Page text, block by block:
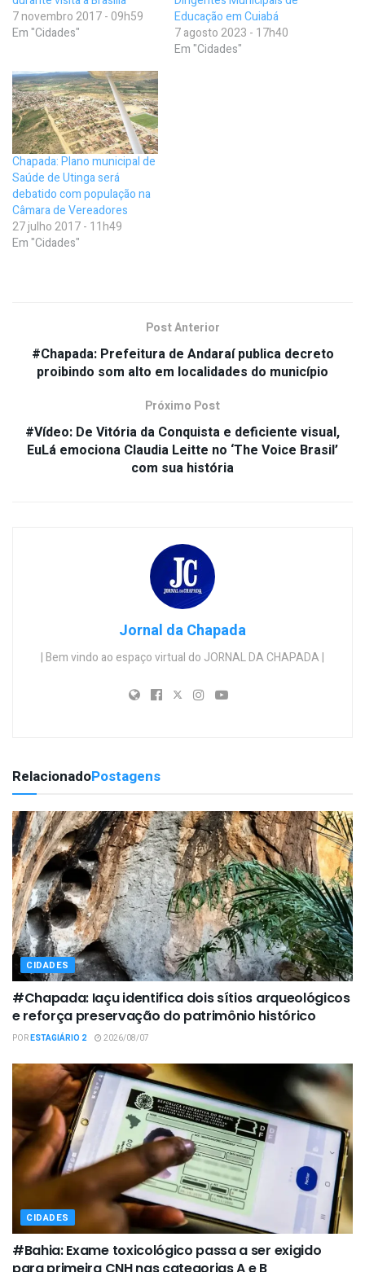
7 novembro 2017 - 09h59
Em "Cidades"
Educação em Cuiabá
7 agosto 2023 - 17h40
Em "Cidades"
Chapada: Plano municipal de
Saúde de Utinga será
debatido com população na
Câmara de Vereadores
27 julho 2017 - 11h49
Em "Cidades"
Post Anterior
#Chapada: Prefeitura de Andaraí publica decreto
proibindo som alto em localidades do município
Próximo Post
#Vídeo: De Vitória da Conquista e deficiente visual,
EuLá emociona Claudia Leitte no ‘The Voice Brasil’
com sua história
Jornal da Chapada
| Bem vindo ao espaço virtual do JORNAL DA CHAPADA |
RelacionadoPostagens
CIDADES
#Chapada: Iaçu identifica dois sítios arqueológicos
e reforça preservação do patrimônio histórico
PORESTAGIÁRIO 2 2026/08/07
CIDADES
#Bahia: Exame toxicológico passa a ser exigido